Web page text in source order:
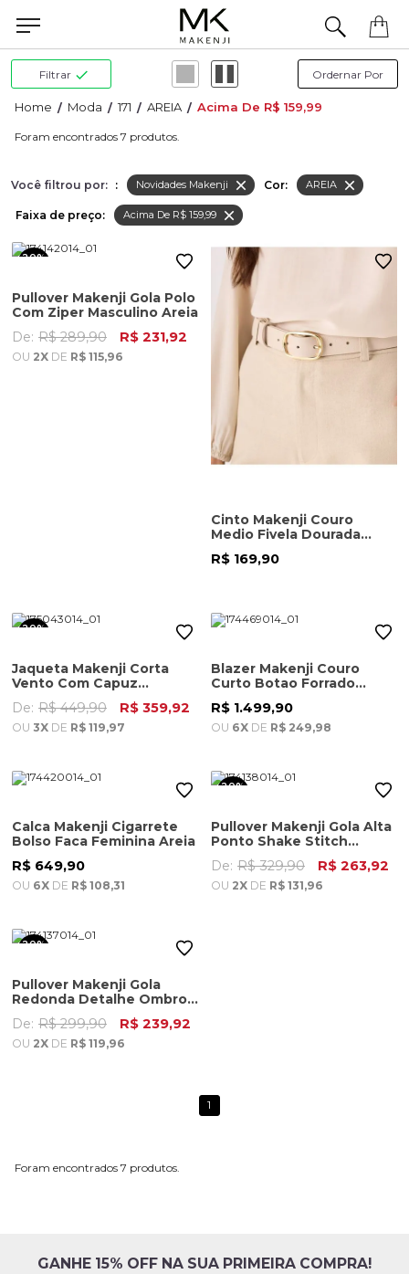
Filtrar
Moda 171 AREIA Acima De R$ 159,99
7
Você filtrou por: : Novidades Makenji Cor: AREIA
Faixa de preço: Acima De R$ 159,99
20%
Pullover Makenji Gola Polo
Com Ziper Masculino Areia
De: R$ 289,90 R$ 231,92
OU 2X DE R$ 115,96
Cinto Makenji Couro
Medio Fivela Dourada
Feminino Areia
R$ 169,90
20%
Jaqueta Makenji Corta
Vento Com Capuz
Removivel Masculina Areia
De: R$ 449,90 R$ 359,92
OU 3X DE R$ 119,97
Blazer Makenji Couro
Curto Botao Forrado
Feminino Areia
R$ 1.499,90
OU 6X DE R$ 249,98
Calca Makenji Cigarrete
Bolso Faca Feminina Areia
R$ 649,90
OU 6X DE R$ 108,31
20%
Pullover Makenji Gola Alta
Ponto Shake Stitch
Masculino Areia
De: R$ 329,90 R$ 263,92
OU 2X DE R$ 131,96
20%
Pullover Makenji Gola
Redonda Detalhe Ombro
Masculino Areia
De: R$ 299,90 R$ 239,92
OU 2X DE R$ 119,96
1
7
GANHE 15% OFF NA SUA PRIMEIRA COMPRA!